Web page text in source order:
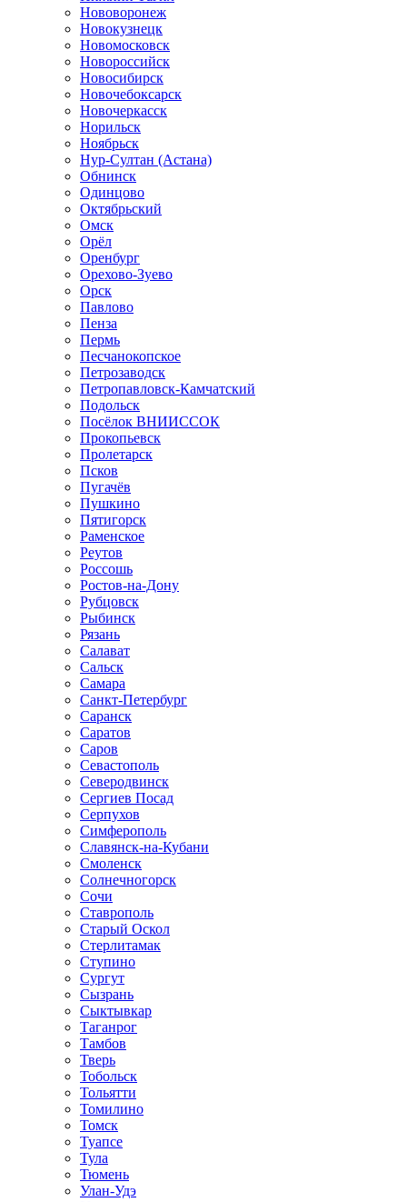
Нововоронеж
Новокузнецк
Новомосковск
Новороссийск
Новосибирск
Новочебоксарск
Новочеркасск
Норильск
Ноябрьск
Нур-Султан (Астана)
Обнинск
Одинцово
Октябрьский
Омск
Орёл
Оренбург
Орехово-Зуево
Орск
Павлово
Пенза
Пермь
Песчанокопское
Петрозаводск
Петропавловск-Камчатский
Подольск
Посёлок ВНИИССОК
Прокопьевск
Пролетарск
Псков
Пугачёв
Пушкино
Пятигорск
Раменское
Реутов
Россошь
Ростов-на-Дону
Рубцовск
Рыбинск
Рязань
Салават
Сальск
Самара
Санкт-Петербург
Саранск
Саратов
Саров
Севастополь
Северодвинск
Сергиев Посад
Серпухов
Симферополь
Славянск-на-Кубани
Смоленск
Солнечногорск
Сочи
Ставрополь
Старый Оскол
Стерлитамак
Ступино
Сургут
Сызрань
Сыктывкар
Таганрог
Тамбов
Тверь
Тобольск
Тольятти
Томилино
Томск
Туапсе
Тула
Тюмень
Улан-Удэ